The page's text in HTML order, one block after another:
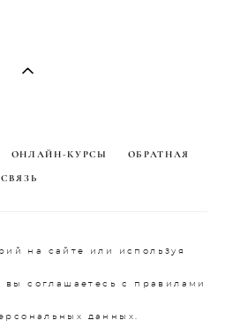
ОНЛАЙН-КУРСЫ ОБРАТНАЯ
СВЯЗЬ
на сайте или используя
соглашаетесь с правилами
данных.